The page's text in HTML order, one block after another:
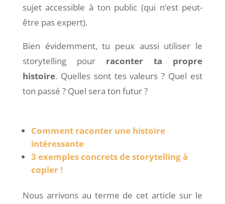
sujet accessible à ton public (qui n’est peut-
être pas expert).
Bien évidemment, tu peux aussi utiliser le
storytelling pourraconter ta propre
histoire. Quelles sont tes valeurs ? Quel est
ton passé ? Quel sera ton futur ?
Comment raconter une histoire
intéressante
3 exemples concrets de storytelling à
copier !
Nous arrivons au terme de cet article sur le